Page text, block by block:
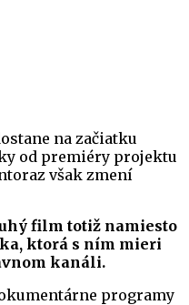
na začiatku
od premiéry projektu
však zmení
film totiž namiesto
ktorá s ním mieri
kanáli.
programy